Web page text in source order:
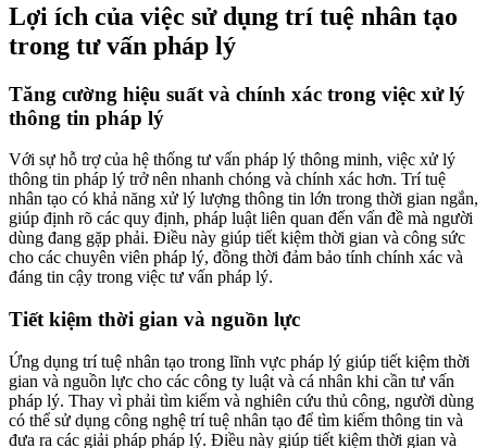
Lợi ích của việc sử dụng trí tuệ nhân tạo
trong tư vấn pháp lý
Tăng cường hiệu suất và chính xác trong việc xử lý
thông tin pháp lý
Với sự hỗ trợ của hệ thống tư vấn pháp lý thông minh, việc xử lý
thông tin pháp lý trở nên nhanh chóng và chính xác hơn. Trí tuệ
nhân tạo có khả năng xử lý lượng thông tin lớn trong thời gian ngắn,
giúp định rõ các quy định, pháp luật liên quan đến vấn đề mà người
dùng đang gặp phải. Điều này giúp tiết kiệm thời gian và công sức
cho các chuyên viên pháp lý, đồng thời đảm bảo tính chính xác và
đáng tin cậy trong việc tư vấn pháp lý.
Tiết kiệm thời gian và nguồn lực
Ứng dụng trí tuệ nhân tạo trong lĩnh vực pháp lý giúp tiết kiệm thời
gian và nguồn lực cho các công ty luật và cá nhân khi cần tư vấn
pháp lý. Thay vì phải tìm kiếm và nghiên cứu thủ công, người dùng
có thể sử dụng công nghệ trí tuệ nhân tạo để tìm kiếm thông tin và
đưa ra các giải pháp pháp lý. Điều này giúp tiết kiệm thời gian và